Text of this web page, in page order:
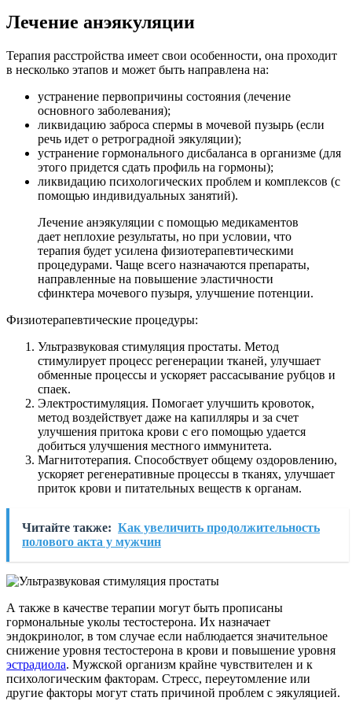
Лечение анэякуляции
Терапия расстройства имеет свои особенности, она проходит
в несколько этапов и может быть направлена на:
устранение первопричины состояния (лечение
основного заболевания);
ликвидацию заброса спермы в мочевой пузырь (если
речь идет о ретроградной эякуляции);
устранение гормонального дисбаланса в организме (для
этого придется сдать профиль на гормоны);
ликвидацию психологических проблем и комплексов (с
помощью индивидуальных занятий).
Лечение анэякуляции с помощью медикаментов
дает неплохие результаты, но при условии, что
терапия будет усилена физиотерапевтическими
процедурами. Чаще всего назначаются препараты,
направленные на повышение эластичности
сфинктера мочевого пузыря, улучшение потенции.
Физиотерапевтические процедуры:
Ультразвуковая стимуляция простаты. Метод
стимулирует процесс регенерации тканей, улучшает
обменные процессы и ускоряет рассасывание рубцов и
спаек.
Электростимуляция. Помогает улучшить кровоток,
метод воздействует даже на капилляры и за счет
улучшения притока крови с его помощью удается
добиться улучшения местного иммунитета.
Магнитотерапия. Способствует общему оздоровлению,
ускоряет регенеративные процессы в тканях, улучшает
приток крови и питательных веществ к органам.
Читайте также: Как увеличить продолжительность
полового акта у мужчин
А также в качестве терапии могут быть прописаны
гормональные уколы тестостерона. Их назначает
эндокринолог, в том случае если наблюдается значительное
снижение уровня тестостерона в крови и повышение уровня
эстрадиола. Мужской организм крайне чувствителен и к
психологическим факторам. Стресс, переутомление или
другие факторы могут стать причиной проблем с эякуляцией.